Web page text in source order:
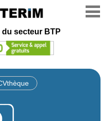
secteur BTP